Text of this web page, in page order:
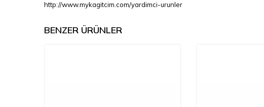
http://www.mykagitcim.com/yardimci-urunler
BENZER ÜRÜNLER